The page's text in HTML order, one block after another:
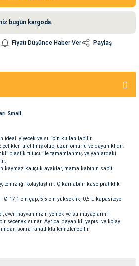
bugün kargoda.
Fiyatı Düşünce Haber Ver
Paylaş
Small
ideal, yiyecek ve su için kullanılabilir.
çelikten üretilmiş olup, uzun ömürlü ve dayanıklıdır.
plastik tutucu ile tamamlanmış ve yanlardaki
kaymaz kauçuk ayaklar, mama kabının sabit
temizliği kolaylaştırır. Çıkarılabilir kase pratiklik
Ø 17,1 cm çap, 5,5 cm yükseklik, 0,5 L kapasiteye
evcil hayvanınızın yemek ve su ihtiyaçlarını
seçenek sunar. Ayrıca, dayanıklı yapısı ve kolay
sonra rahatlıkla temizlenebilir.